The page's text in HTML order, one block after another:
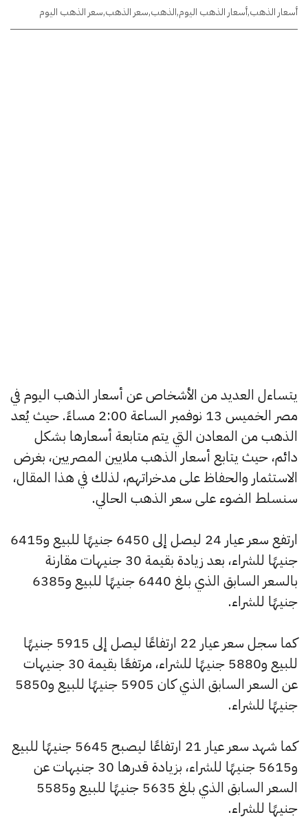
أسعار الذهب,أسعار الذهب اليوم,الذهب,سعر الذهب,سعر الذهب اليوم
يتساءل العديد من الأشخاص عن أسعار الذهب اليوم في
مصر الخميس 13 نوفمبر الساعة 2:00 مساءً. حيث يُعد
الذهب من المعادن التي يتم متابعة أسعارها بشكل
دائم، حيث يتابع أسعار الذهب ملايين المصريين، بغرض
الاستثمار والحفاظ على مدخراتهم، لذلك في هذا المقال،
سنسلط الضوء على سعر الذهب الحالي.
ارتفع سعر عيار 24 ليصل إلى 6450 جنيهًا للبيع و6415
جنيهًا للشراء، بعد زيادة بقيمة 30 جنيهات مقارنة
بالسعر السابق الذي بلغ 6440 جنيهًا للبيع و6385
جنيهًا للشراء.
كما سجل سعر عيار 22 ارتفاعًا ليصل إلى 5915 جنيهًا
للبيع و5880 جنيهًا للشراء، مرتفعًا بقيمة 30 جنيهات
عن السعر السابق الذي كان 5905 جنيهًا للبيع و5850
جنيهًا للشراء.
كما شهد سعر عيار 21 ارتفاعًا ليصبح 5645 جنيهًا للبيع
و5615 جنيهًا للشراء، بزيادة قدرها 30 جنيهات عن
السعر السابق الذي بلغ 5635 جنيهًا للبيع و5585
جنيهًا للشراء.